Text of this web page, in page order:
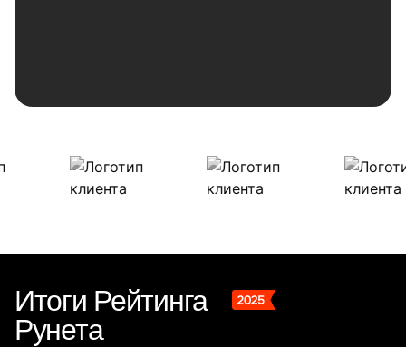
Наши клиенты
Итоги Рейтинга
Рунета